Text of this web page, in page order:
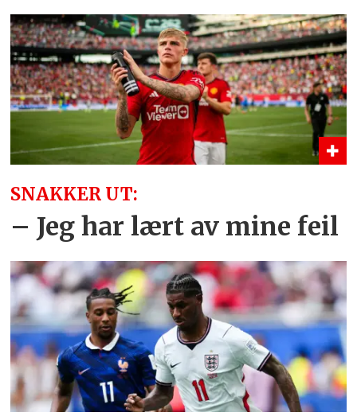
SNAKKER UT:
– Jeg har lært av mine feil